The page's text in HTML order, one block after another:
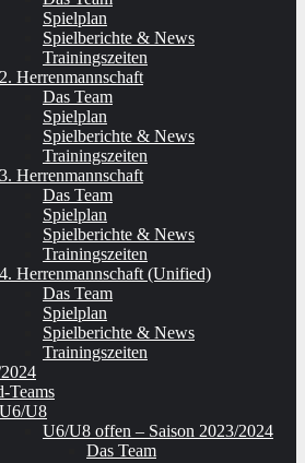
Spielplan
Spielberichte & News
Trainingszeiten
2. Herrenmannschaft
Das Team
Spielplan
Spielberichte & News
Trainingszeiten
3. Herrenmannschaft
Das Team
Spielplan
Spielberichte & News
Trainingszeiten
4. Herrenmannschaft (Unified)
Das Team
Spielplan
Spielberichte & News
Trainingszeiten
Teams
U6/U8
U6/U8 offen – Saison 2023/2024
Das Team